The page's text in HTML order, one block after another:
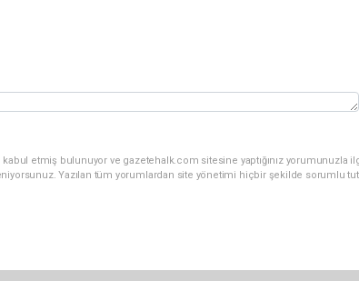
kabul etmiş bulunuyor ve gazetehalk.com sitesine yaptığınız yorumunuzla
Yazılan tüm yorumlardan site yönetimi hiçbir şekilde sorumlu